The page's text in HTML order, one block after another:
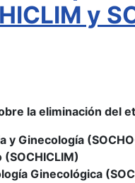
y
la eliminación del
y Ginecología
Ginecológica